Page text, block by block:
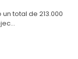
total de 213.000